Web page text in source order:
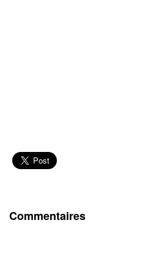
Commentaires